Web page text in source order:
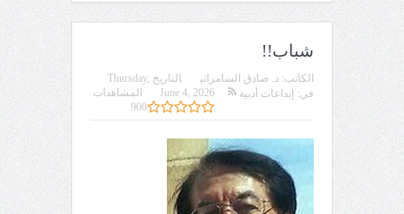
شباب!!
الكاتب: د. صادق السامرائي التاريخ Thursday,
June 4, 2026
في: إبداعات أدبية
المشاهدات
900